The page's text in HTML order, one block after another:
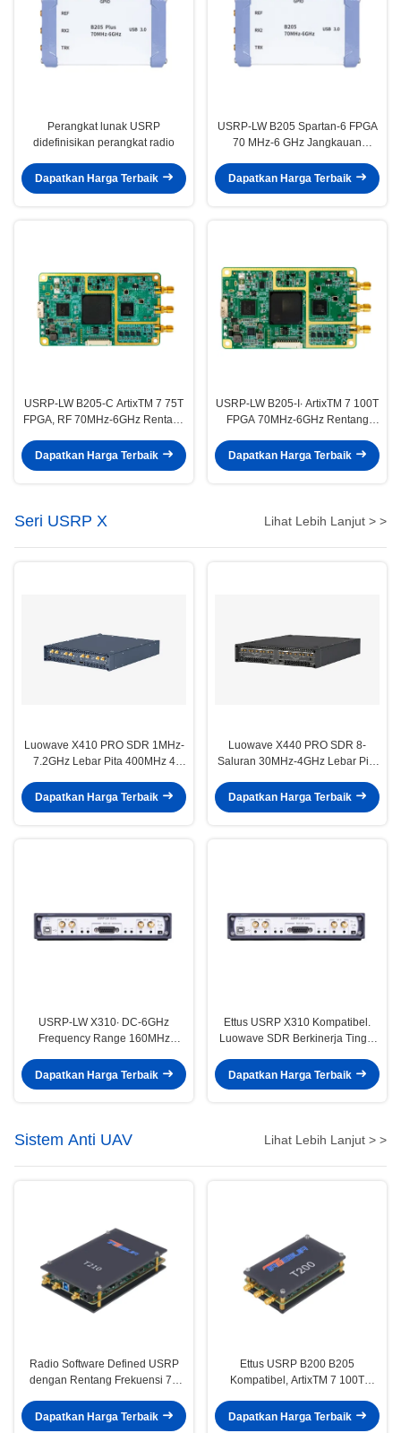
Perangkat lunak USRP
didefinisikan perangkat radio
Dapatkan Harga Terbaik
USRP-LW B205 Spartan-6 FPGA
70 MHz-6 GHz Jangkauan
1T1R USRP SDR
Dapatkan Harga Terbaik
USRP-LW B205-C ArtixTM 7 75T
FPGA, RF 70MHz-6GHz Rentang
1T1R USRP SDR
Dapatkan Harga Terbaik
USRP-LW B205-I∙ ArtixTM 7 100T
FPGA 70MHz-6GHz Rentang
1T1R USRP SDR
Dapatkan Harga Terbaik
Seri USRP X Lihat Lebih Lanjut > >
Luowave X410 PRO SDR 1MHz-
7.2GHz Lebar Pita 400MHz 4
Dapatkan Harga Terbaik
Luowave X440 PRO SDR 8-
Saluran 30MHz-4GHz Lebar Pita
Dapatkan Harga Terbaik
USRP-LW X310∙ DC-6GHz
Frequency Range 160MHz
410T FPGA USRP SDR
Dapatkan Harga Terbaik
Ettus USRP X310 Kompatibel.
Luowave SDR Berkinerja Tinggi
2T2R, RF DC-6GHz, 160 MHz
BW
Dapatkan Harga Terbaik
Sistem Anti UAV Lihat Lebih Lanjut > >
Radio Software Defined USRP
dengan Rentang Frekuensi 70
dan Saluran 2T2R
Dapatkan Harga Terbaik
Ettus USRP B200 B205
Kompatibel, ArtixTM 7 100T
GHz, 56 MHz BW Masing-masing,
1 Saluran USRP Software
Dapatkan Harga Terbaik